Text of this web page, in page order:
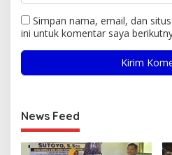
Simpan nama, email, dan
ini untuk komentar saya
News Feed